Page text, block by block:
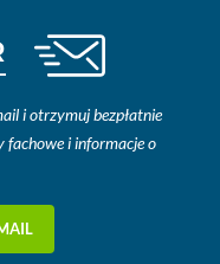
i otrzymuj bezpłatnie
fachowe i informacje o